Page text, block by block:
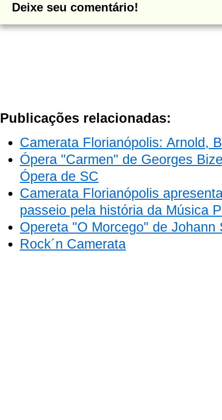
Deixe seu comentário!
Publicações relacionadas:
Camerata Florianópolis: Arnold,
Ópera "Carmen" de Georges
Ópera de SC
Camerata Florianópolis
passeio pela história da Música
Opereta "O Morcego" de Johann
Rock´n Camerata